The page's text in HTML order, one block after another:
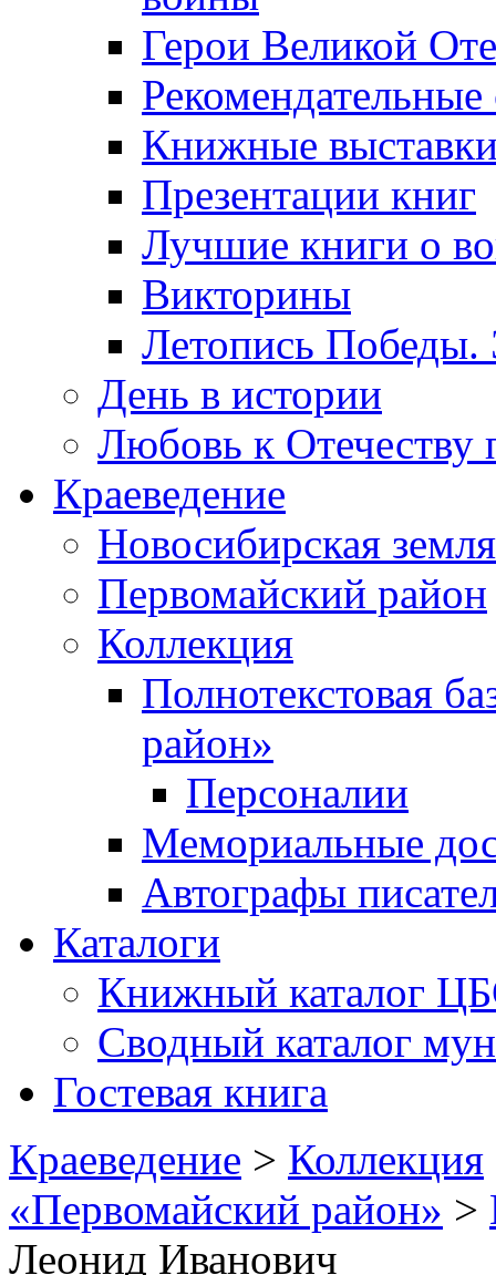
Герои Великой
Рекомендательные
Книжные
Презентации книг
Лучшие книги о
Викторины
Летопись Победы.
День в истории
Любовь к Отечеству
Краеведение
Новосибирская земля
Первомайский район
Коллекция
Полнотекстовая
район»
Персоналии
Мемориальные
Автографы
Каталоги
Книжный каталог
Сводный каталог
Гостевая книга
Краеведение > Коллекция
«Первомайский район» >
Леонид Иванович